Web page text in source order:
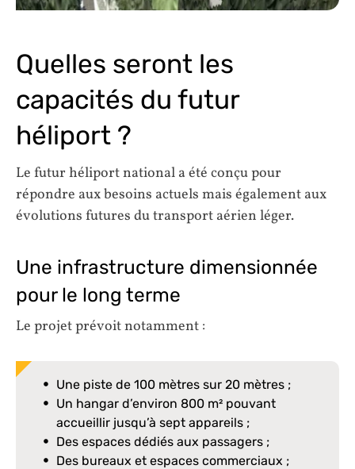
Quelles seront les
capacités du futur
héliport ?
Le futur héliport national a été conçu pour
répondre aux besoins actuels mais également aux
évolutions futures du transport aérien léger.
Une infrastructure dimensionnée
pour le long terme
Le projet prévoit notamment :
Une piste de 100 mètres sur 20 mètres ;
Un hangar d’environ 800 m² pouvant
accueillir jusqu’à sept appareils ;
Des espaces dédiés aux passagers ;
Des bureaux et espaces commerciaux ;